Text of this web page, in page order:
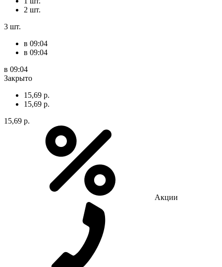
2 шт.
3 шт.
в 09:04
в 09:04
в 09:04
Закрыто
15,69 р.
15,69 р.
15,69 р.
Акции